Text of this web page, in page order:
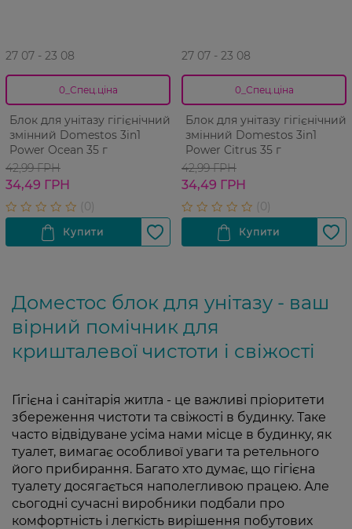
27 07 - 23 08
0_Спец.ціна
Блок для унітазу гігієнічний
змінний Domestos 3in1
Power Ocean 35 г
42,99 ГРН
34,49 ГРН
27 07 - 23 08
0_Спец.ціна
Блок для унітазу гігієнічний
змінний Domestos 3in1
Power Citrus 35 г
42,99 ГРН
34,49 ГРН
Доместос блок для унітазу - ваш
вірний помічник для
кришталевої чистоти і свіжості
Гігієна і санітарія житла - це важливі пріоритети
збереження чистоти та свіжості в будинку. Таке
часто відвідуване усіма нами місце в будинку, як
туалет, вимагає особливої ​​уваги та ретельного
його прибирання. Багато хто думає, що гігієна
туалету досягається наполегливою працею. Але
сьогодні сучасні виробники подбали про
комфортність і легкість вирішення побутових